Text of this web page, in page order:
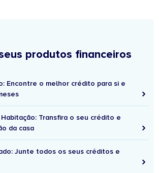
produtos financeiros
Encontre o melhor crédito para si e
Transfira o seu crédito e
da casa
Junte todos os seus créditos e